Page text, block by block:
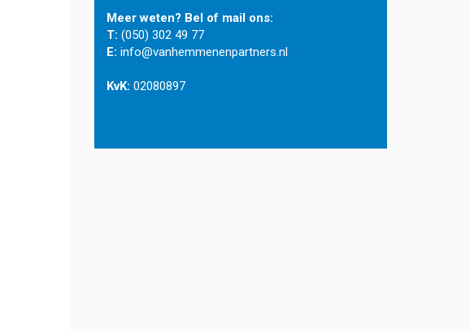
Meer weten? Bel of mail ons:
T: (050) 302 49 77
E: info@vanhemmenenpartners.nl
KvK: 02080897